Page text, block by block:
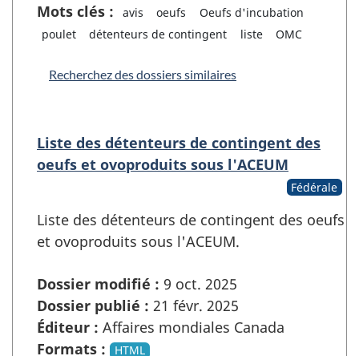
Mots clés : avis oeufs
Oeufs d'incubation
poulet
détenteurs de contingent liste OMC
Recherchez des dossiers similaires
Liste des détenteurs de contingent des
oeufs et ovoproduits sous l'ACEUM
Fédérale
Liste des détenteurs de contingent des oeufs
et ovoproduits sous l'ACEUM.
Dossier modifié : 9 oct. 2025
Dossier publié : 21 févr. 2025
Éditeur : Affaires mondiales Canada
Formats :
HTML